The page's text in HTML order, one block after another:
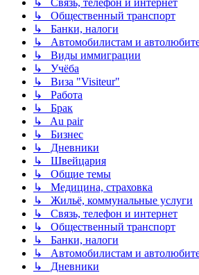
↳ Общественный транспорт
↳ Банки, налоги
↳ Автомобилистам и
↳ Виды иммиграции
↳ Учёба
↳ Виза "Visiteur"
↳ Работа
↳ Брак
↳ Au pair
↳ Бизнес
↳ Дневники
↳ Швейцария
↳ Общие темы
↳ Медицина, страховка
↳ Жильё, коммунальные услуги
↳ Связь, телефон и интернет
↳ Общественный транспорт
↳ Банки, налоги
↳ Автомобилистам и
↳ Дневники